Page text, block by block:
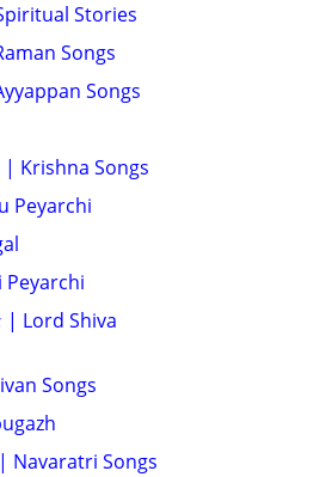
Stories
Songs
Songs
Krishna Songs
Peyarchi
Peyarchi
Lord Shiva
Songs
Navaratri Songs